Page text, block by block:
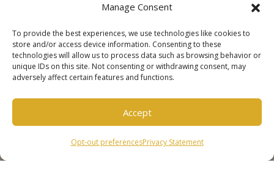
Manage Consent
To provide the best experiences, we use technologies like cookies to
store and/or access device information. Consenting to these
technologies will allow us to process data such as browsing behavior or
unique IDs on this site. Not consenting or withdrawing consent, may
adversely affect certain features and functions.
Accept
Opt-out preferencesPrivacy Statement
SOCIALS